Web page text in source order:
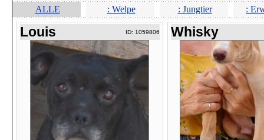
ALLE : Welpe : Jungtier :
Louis ID: 1059806 Whisky